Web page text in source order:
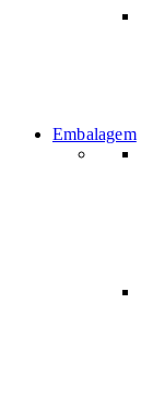
Embalagem